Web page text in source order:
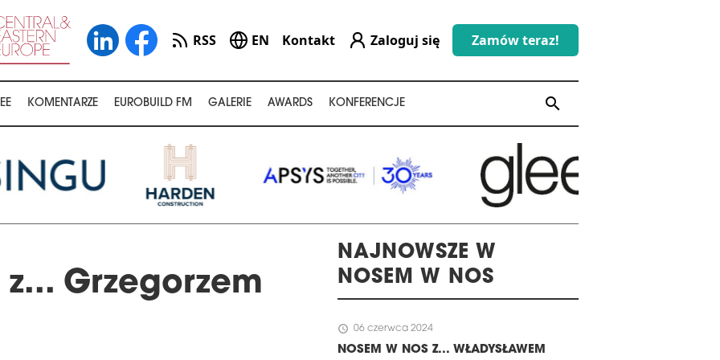
RSS EN Kontakt Zaloguj się Zamów teraz!
KOMENTARZE EUROBUILD FM GALERIE AWARDS KONFERENCJE search
Grzegorzem
NAJNOWSZE W
NOSEM W NOS
schedule 06 czerwca 2024
NOSEM W NOS Z... WŁADYSŁAWEM